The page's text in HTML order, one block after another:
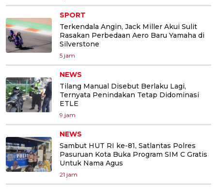
SPORT
Terkendala Angin, Jack Miller Akui Sulit
Rasakan Perbedaan Aero Baru Yamaha di
Silverstone
5 jam
NEWS
Tilang Manual Disebut Berlaku Lagi,
Ternyata Penindakan Tetap Didominasi
ETLE
9 jam
NEWS
Sambut HUT RI ke-81, Satlantas Polres
Pasuruan Kota Buka Program SIM C Gratis
Untuk Nama Agus
21 jam